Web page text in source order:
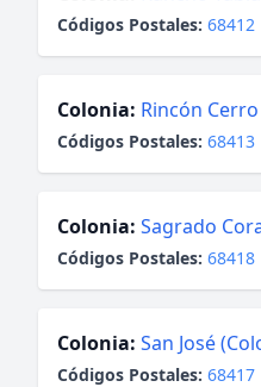
Códigos Postales: 68412
Colonia: Rincón
Códigos Postales: 68413
Colonia: Sagrado
Códigos Postales: 68418
Colonia: San José
Códigos Postales: 68417